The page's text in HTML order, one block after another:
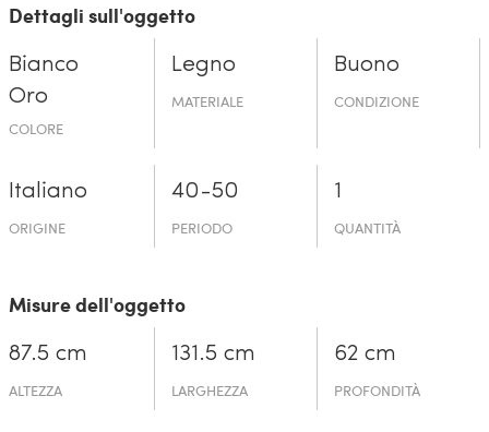
Dettagli sull'oggetto
Bianco
Oro
COLORE
Legno
MATERIALE
Buono
CONDIZIONE
Italiano
ORIGINE
40-50
PERIODO
1
QUANTITÀ
Misure dell'oggetto
87.5 cm
ALTEZZA
131.5 cm
LARGHEZZA
62 cm
PROFONDITÀ